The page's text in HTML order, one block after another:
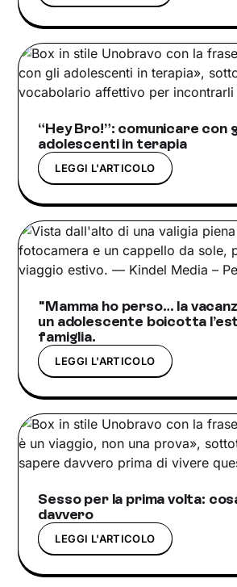
“Hey Bro!”: comunicare con
adolescenti in terapia
LEGGI L'ARTICOLO
"Mamma ho perso… la
un adolescente boicotta
famiglia.
LEGGI L'ARTICOLO
Sesso per la prima volta:
davvero
LEGGI L'ARTICOLO